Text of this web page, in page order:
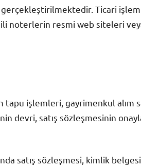
Ticari
noterlerin resmi web siteleri
işlemleri, gayrimenkul alım
devri, satış sözleşmesinin
satış sözleşmesi, kimlik